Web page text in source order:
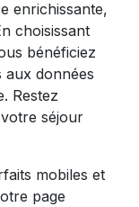
enrichissante,
choisissant
bénéficiez
données
Restez
séjour
mobiles et
page